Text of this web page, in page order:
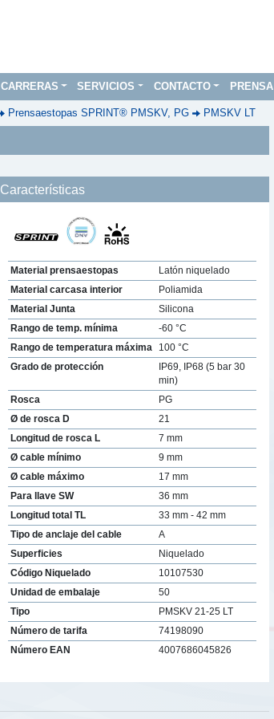
CARRERAS SERVICIOS CONTACTO PRENSA
Prensaestopas SPRINT® PMSKV, PG PMSKV LT
Características
Material prensaestopas
Latón niquelado
Material carcasa interior
Poliamida
Material Junta
Silicona
Rango de temp. mínima
-60 °C
Rango de temperatura máxima
100 °C
Grado de protección
IP69, IP68 (5 bar 30
min)
Rosca
PG
Ø de rosca D
21
Longitud de rosca L
7 mm
Ø cable mínimo
9 mm
Ø cable máximo
17 mm
Para llave SW
36 mm
Longitud total TL
33 mm - 42 mm
Tipo de anclaje del cable
A
Superficies
Niquelado
Código Niquelado
10107530
Unidad de embalaje
50
Tipo
PMSKV 21-25 LT
Número de tarifa
74198090
Número EAN
4007686045826